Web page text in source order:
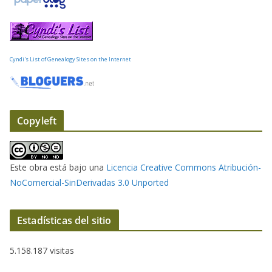
e
c
t
r
c
o
Cyndi's List of Genealogy Sites on the Internet
Copyleft
Este obra está bajo una Licencia Creative Commons Atribución-
NoComercial-SinDerivadas 3.0 Unported
Estadísticas del sitio
5.158.187 visitas